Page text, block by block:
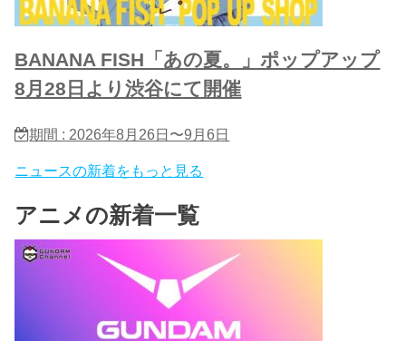
BANANA FISH「あの夏。」ポップアップ
8月28日より渋谷にて開催
期間 : 2026年8月26日〜9月6日
ニュースの新着をもっと見る
アニメの新着一覧